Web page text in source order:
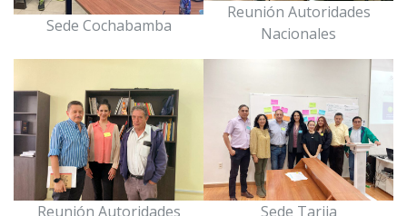
Sede Cochabamba
Reunión Autoridades
Nacionales
Reunión Autoridades
Sede Tarija